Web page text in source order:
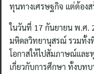
ทุนทางเศรษฐกิจ แต่ต้อง
ในวันที่ 17 กันยายน พ.ศ.
มหิดลวิทยานุสรณ์ รวมทั้ง
โอกาสให้ไปสัมภาษณ์แล
เกี่ยวกับการศึกษา ทั้งบท